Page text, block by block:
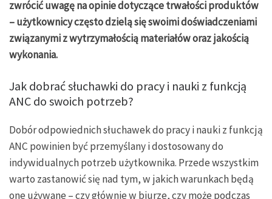
zwrócić uwagę na opinie dotyczące trwałości produktów
– użytkownicy często dzielą się swoimi doświadczeniami
związanymi z wytrzymałością materiałów oraz jakością
wykonania.
Jak dobrać słuchawki do pracy i nauki z funkcją
ANC do swoich potrzeb?
Dobór odpowiednich słuchawek do pracy i nauki z funkcją
ANC powinien być przemyślany i dostosowany do
indywidualnych potrzeb użytkownika. Przede wszystkim
warto zastanowić się nad tym, w jakich warunkach będą
one używane – czy głównie w biurze, czy może podczas